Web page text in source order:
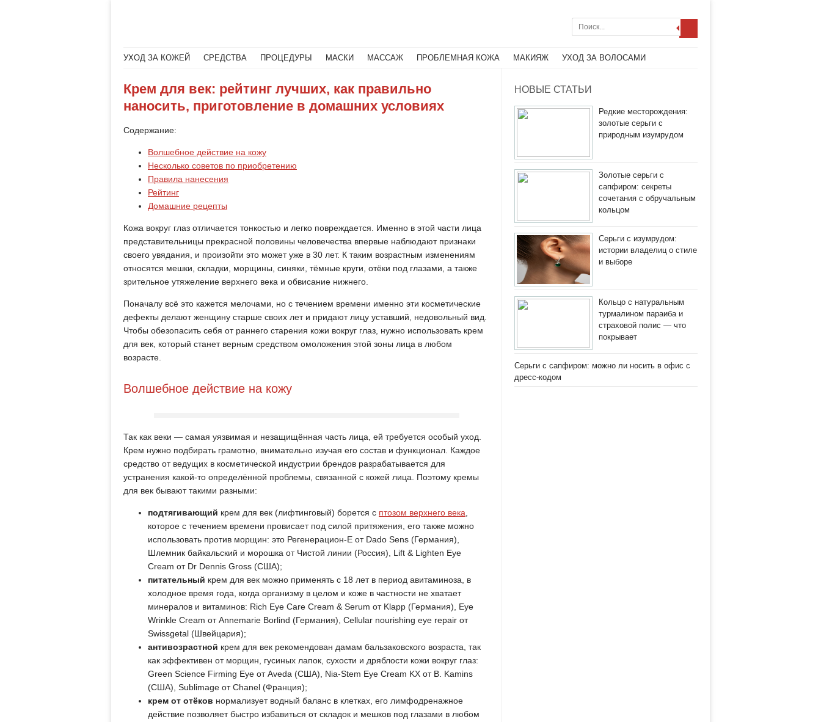
УХОД ЗА КОЖЕЙ СРЕДСТВА ПРОЦЕДУРЫ МАСКИ МАССАЖ ПРОБЛЕМНАЯ КОЖА МАКИЯЖ УХОД ЗА ВОЛОСАМИ
Крем для век: рейтинг лучших, как правильно
наносить, приготовление в домашних условиях
Содержание:
Волшебное действие на кожу
Несколько советов по приобретению
Правила нанесения
Рейтинг
Домашние рецепты
Кожа вокруг глаз отличается тонкостью и легко повреждается. Именно в этой части лица
представительницы прекрасной половины человечества впервые наблюдают признаки
своего увядания, и произойти это может уже в 30 лет. К таким возрастным изменениям
относятся мешки, складки, морщины, синяки, тёмные круги, отёки под глазами, а также
зрительное утяжеление верхнего века и обвисание нижнего.
Поначалу всё это кажется мелочами, но с течением времени именно эти косметические
дефекты делают женщину старше своих лет и придают лицу уставший, недовольный вид.
Чтобы обезопасить себя от раннего старения кожи вокруг глаз, нужно использовать крем
для век, который станет верным средством омоложения этой зоны лица в любом
возрасте.
Волшебное действие на кожу
Так как веки — самая уязвимая и незащищённая часть лица, ей требуется особый уход.
Крем нужно подбирать грамотно, внимательно изучая его состав и функционал. Каждое
средство от ведущих в косметической индустрии брендов разрабатывается для
устранения какой-то определённой проблемы, связанной с кожей лица. Поэтому кремы
для век бывают такими разными:
подтягивающий крем для век (лифтинговый) борется с птозом верхнего века
которое с течением времени провисает под силой притяжения, его также можно
использовать против морщин: это Регенерацион-Е от Dado Sens (Германия),
Шлемник байкальский и морошка от Чистой линии (Россия), Lift & Lighten Eye
Cream от Dr Dennis Gross (США);
питательный крем для век можно применять с 18 лет в период авитаминоза, в
холодное время года, когда организму в целом и коже в частности не хватает
минералов и витаминов: Rich Eye Care Cream & Serum от Klapp (Германия), Eye
Wrinkle Cream от Annemarie Borlind (Германия), Cellular nourishing eye repair от
Swissgetal (Швейцария);
антивозрастной крем для век рекомендован дамам бальзаковского возраста, так
как эффективен от морщин, гусиных лапок, сухости и дряблости кожи вокруг глаз:
Green Science Firming Eye от Aveda (США), Nia-Stem Eye Cream KX от B. Kamins
(США), Sublimage от Chanel (Франция);
крем от отёков нормализует водный баланс в клетках, его лимфодренажное
действие позволяет быстро избавиться от складок и мешков под глазами в любом
НОВЫЕ СТАТЬИ
Редкие месторождения:
золотые серьги с
природным изумрудом
Золотые серьги с
сапфиром: секреты
сочетания с обручальным
кольцом
Серьги с изумрудом:
истории владелиц о стиле
и выборе
Кольцо с натуральным
турмалином параиба и
страховой полис — что
покрывает
Серьги с сапфиром: можно ли носить в офис с
дресс-кодом